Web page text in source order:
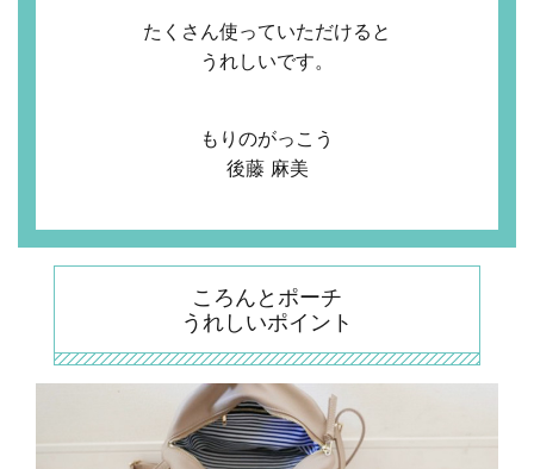
たくさん使っていただけると
うれしいです。
もりのがっこう
後藤 麻美
ころんとポーチ
うれしいポイント